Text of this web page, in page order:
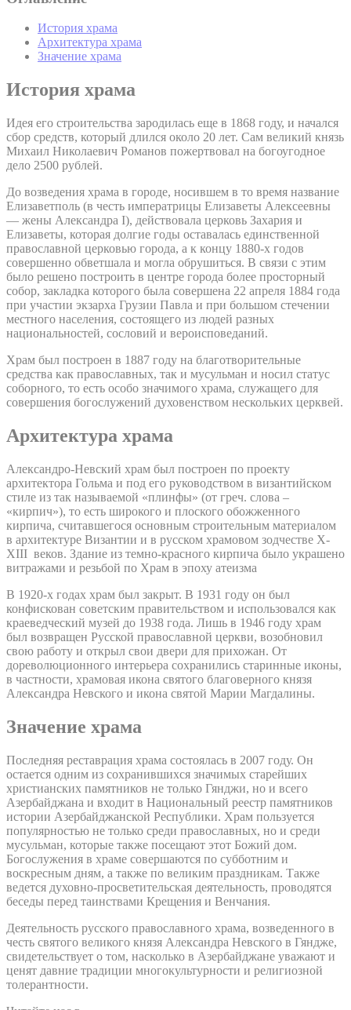
История храма
Архитектура храма
Значение храма
История храма
Идея его строительства зародилась еще в 1868 году, и начался
сбор средств, который длился около 20 лет. Сам великий князь
Михаил Николаевич Романов пожертвовал на богоугодное
дело 2500 рублей.
До возведения храма в городе, носившем в то время название
Елизаветполь (в честь императрицы Елизаветы Алексеевны
— жены Александра I), действовала церковь Захария и
Елизаветы, которая долгие годы оставалась единственной
православной церковью города, а к концу 1880-х годов
совершенно обветшала и могла обрушиться. В связи с этим
было решено построить в центре города более просторный
собор, закладка которого была совершена 22 апреля 1884 года
при участии экзарха Грузии Павла и при большом стечении
местного населения, состоящего из людей разных
национальностей, сословий и вероисповеданий.
Храм был построен в 1887 году на благотворительные
средства как православных, так и мусульман и носил статус
соборного, то есть особо значимого храма, служащего для
совершения богослужений духовенством нескольких церквей.
Архитектура храма
Александро-Невский храм был построен по проекту
архитектора Гольма и под его руководством в византийском
стиле из так называемой «плинфы» (от греч. слова –
«кирпич»), то есть широкого и плоского обожженного
кирпича, считавшегося основным строительным материалом
в архитектуре Византии и в русском храмовом зодчестве X-
XIII веков. Здание из темно-красного кирпича было украшено
витражами и резьбой по Храм в эпоху атеизма
В 1920-х годах храм был закрыт. В 1931 году он был
конфискован советским правительством и использовался как
краеведческий музей до 1938 года. Лишь в 1946 году храм
был возвращен Русской православной церкви, возобновил
свою работу и открыл свои двери для прихожан. От
дореволюционного интерьера сохранились старинные иконы,
в частности, храмовая икона святого благоверного князя
Александра Невского и икона святой Марии Магдалины.
Значение храма
Последняя реставрация храма состоялась в 2007 году. Он
остается одним из сохранившихся значимых старейших
христианских памятников не только Гянджи, но и всего
Азербайджана и входит в Национальный реестр памятников
истории Азербайджанской Республики. Храм пользуется
популярностью не только среди православных, но и среди
мусульман, которые также посещают этот Божий дом.
Богослужения в храме совершаются по субботним и
воскресным дням, а также по великим праздникам. Также
ведется духовно-просветительская деятельность, проводятся
беседы перед таинствами Крещения и Венчания.
Деятельность русского православного храма, возведенного в
честь святого великого князя Александра Невского в Гяндже,
свидетельствует о том, насколько в Азербайджане уважают и
ценят давние традиции многокультурности и религиозной
толерантности.